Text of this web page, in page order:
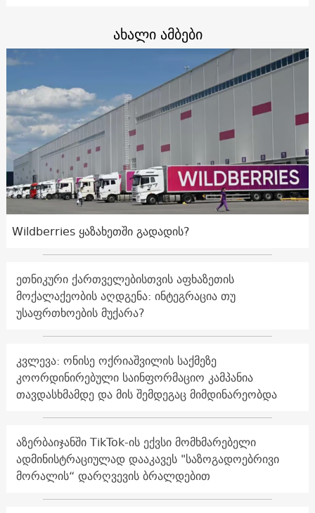
ახალი ამბები
Wildberries ყაზახეთში გადადის?
ეთნიკური ქართველებისთვის აფხაზეთის
მოქალაქეობის აღდგენა: ინტეგრაცია თუ
უსაფრთხოების მუქარა?
კვლევა: ონისე ოქრიაშვილის საქმეზე
კოორდინირებული საინფორმაციო კამპანია
თავდასხმამდე და მის შემდეგაც მიმდინარეობდა
აზერბაიჯანში TikTok-ის ექვსი მომხმარებელი
ადმინისტრაციულად დააკავეს "საზოგადოებრივი
მორალის“ დარღვევის ბრალდებით